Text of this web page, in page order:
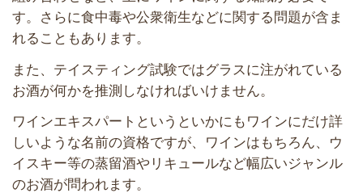
す。さらに食中毒や公衆衛生などに関する問題が含ま
れることもあります。
また、テイスティング試験ではグラスに注がれている
お酒が何かを推測しなければいけません。
ワインエキスパートというといかにもワインにだけ詳
しいような名前の資格ですが、ワインはもちろん、ウ
イスキー等の蒸留酒やリキュールなど幅広いジャンル
のお酒が問われます。